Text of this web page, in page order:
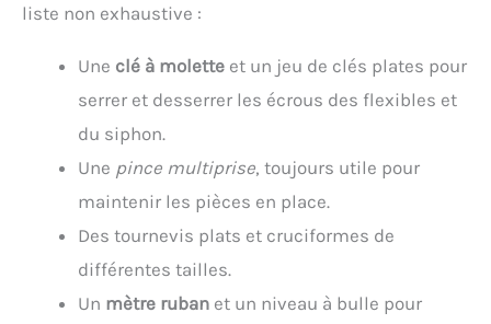
liste non exhaustive :
Une clé à molette et un jeu de clés plates pour
serrer et desserrer les écrous des flexibles et
du siphon.
Une pince multiprise, toujours utile pour
maintenir les pièces en place.
Des tournevis plats et cruciformes de
différentes tailles.
Un mètre ruban et un niveau à bulle pour